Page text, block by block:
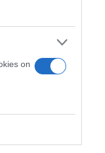
on
τα Eurofighter
Flash.gr